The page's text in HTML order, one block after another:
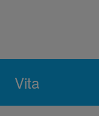
Vita